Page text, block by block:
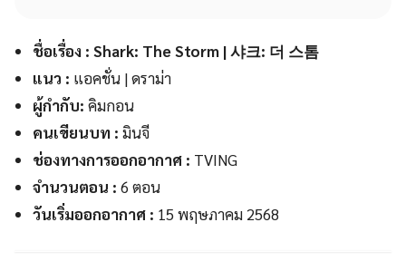
ชื่อเรื่อง : Shark: The Storm | 샤크: 더 스톰
แนว : แอคชั่น | ดราม่า
ผู้กำกับ: คิมกอน
คนเขียนบท : มินจี
ช่องทางการออกอากาศ : TVING
จำนวนตอน : 6 ตอน
วันเริ่มออกอากาศ : 15 พฤษภาคม 2568